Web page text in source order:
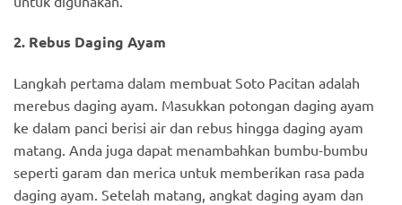
2. Rebus Daging Ayam
Langkah pertama dalam membuat Soto Pacitan adalah
merebus daging ayam. Masukkan potongan daging ayam
ke dalam panci berisi air dan rebus hingga daging ayam
matang. Anda juga dapat menambahkan bumbu-bumbu
seperti garam dan merica untuk memberikan rasa pada
daging ayam. Setelah matang, angkat daging ayam dan